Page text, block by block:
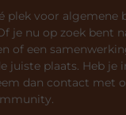
plek voor algemene
je nu op zoek bent
of een
juiste plaats. Heb je
dan contact met